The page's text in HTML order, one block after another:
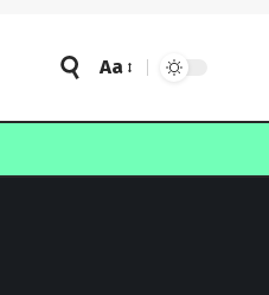
Font
Resizer
Aa